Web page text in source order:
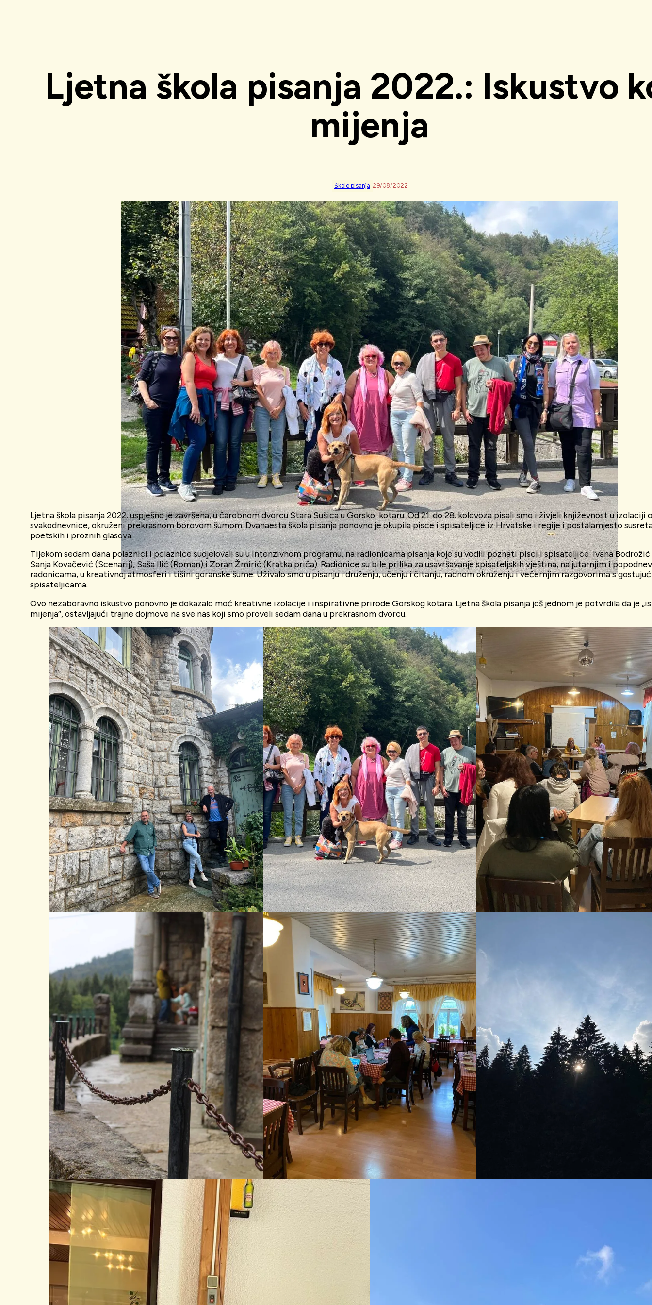
Ljetna škola pisanja 2022.: Iskustvo
mijenja
Škole pisanja 29/08/2022
Ljetna škola pisanja 2022. uspješno je završena, u čarobnom dvorcu Stara Sušica u Gorsko kotaru. Od 21. do 28. kolovoza pisali smo i živjeli književnost u izolaciji
svakodnevnice, okruženi prekrasnom borovom šumom. Dvanaesta škola pisanja ponovno je okupila pisce i spisateljice iz Hrvatske i regije i postalamjesto
poetskih i proznih glasova.
Tijekom sedam dana polaznici i polaznice sudjelovali su u intenzivnom programu, na radionicama pisanja koje su vodili poznati pisci i spisateljice: Ivana Bodrožić
Sanja Kovačević (Scenarij), Saša Ilić (Roman) i Zoran Žmirić (Kratka priča). Radionice su bile prilika za usavršavanje spisateljskih vještina, na jutarnjim i
radonicama, u kreativnoj atmosferi i tišini goranske šume. Uživalo smo u pisanju i druženju, učenju i čitanju, radnom okruženju i večernjim razgovorima s
spisateljicama.
Ovo nezaboravno iskustvo ponovno je dokazalo moć kreativne izolacije i inspirativne prirode Gorskog kotara. Ljetna škola pisanja još jednom je potvrdila da je
mijenja“, ostavljajući trajne dojmove na sve nas koji smo proveli sedam dana u prekrasnom dvorcu.